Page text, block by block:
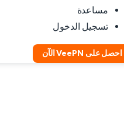
مساعدة
تسجيل الدخول
احصل على VeePN الآن